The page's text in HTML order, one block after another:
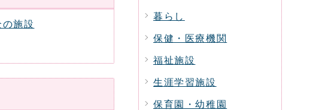
施設
暮らし
保健・医療機関
福祉施設
生涯学習施設
保育園・幼稚園